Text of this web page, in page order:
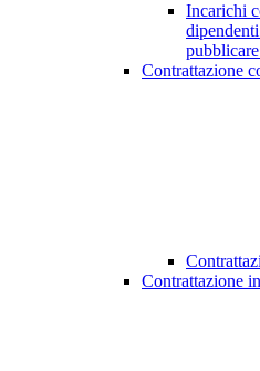
Incarichi
Contrattazione
Contrattazione